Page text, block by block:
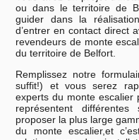
ou dans le territoire de
guider dans la
d’entrer en contact direct
revendeurs de monte
du territoire de Belfort.
Remplissez notre
suffit!) et vous serez
experts du monte escalier
représentent
proposer la plus large
du monte escalier,et